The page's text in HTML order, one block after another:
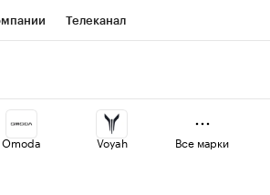
Телеканал
Проверка контрагентов
Omoda Voyah Все марки